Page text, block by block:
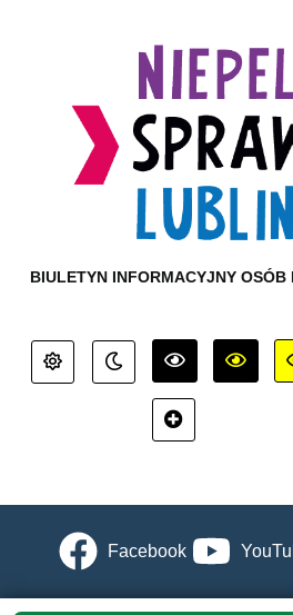
BIULETYN INFORMACYJNY OSÓB
Facebook